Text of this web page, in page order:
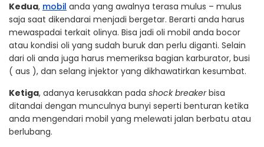
Kedua, mobil anda yang awalnya terasa mulus – mulus
saja saat dikendarai menjadi bergetar. Berarti anda harus
mewaspadai terkait olinya. Bisa jadi oli mobil anda bocor
atau kondisi oli yang sudah buruk dan perlu diganti. Selain
dari oli anda juga harus memeriksa bagian karburator, busi
( aus ), dan selang injektor yang dikhawatirkan kesumbat.
Ketiga, adanya kerusakkan pada shock breakerbisa
ditandai dengan munculnya bunyi seperti benturan ketika
anda mengendari mobil yang melewati jalan berbatu atau
berlubang.